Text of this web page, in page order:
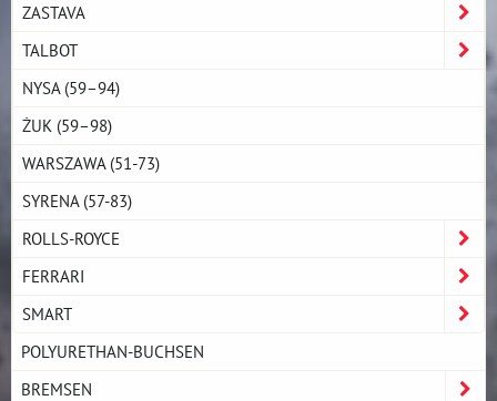
ZASTAVA
TALBOT
NYSA (59–94)
ŻUK (59–98)
WARSZAWA (51-73)
SYRENA (57-83)
ROLLS-ROYCE
FERRARI
SMART
POLYURETHAN-BUCHSEN
BREMSEN